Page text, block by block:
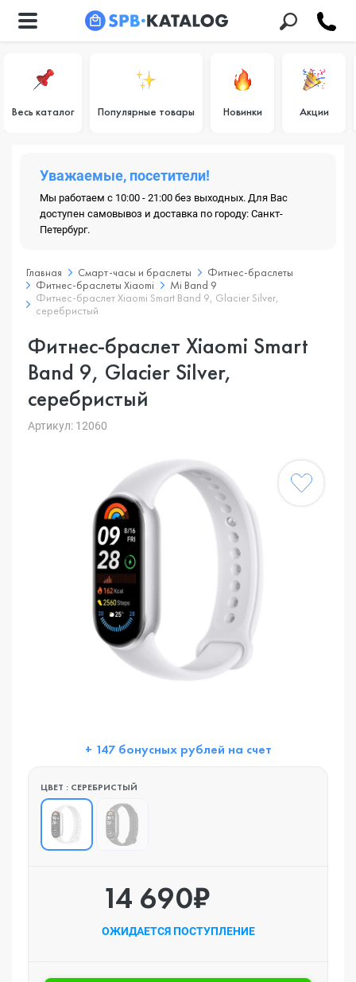
Весь каталог Популярные товары Новинки Акции
Уважаемые, посетители!
Мы работаем с 10:00 - 21:00 без выходных. Для Вас
доступен самовывоз и доставка по городу: Санкт-
Петербург.
Главная Смарт-часы и браслеты
Фитнес-браслеты
Фитнес-браслеты Xiaomi
Mi Band 9
Фитнес-браслет Xiaomi Smart Band 9, Glacier Silver,
cеребристый
Фитнес-браслет Xiaomi Smart
Band 9, Glacier Silver,
cеребристый
Артикул: 12060
+ 147 бонусных рублей на счет
ЦВЕТ : СЕРЕБРИСТЫЙ
14 690₽
ОЖИДАЕТСЯ ПОСТУПЛЕНИЕ